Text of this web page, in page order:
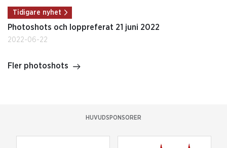
Tidigare nyhet
Photoshots och loppreferat 21 juni 2022
2022-06-22
Fler photoshots
HUVUDSPONSORER